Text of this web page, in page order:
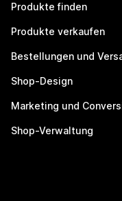
Produkte finden
Produkte verkaufen
Bestellungen und
Shop-Design
Marketing und
Shop-Verwaltung